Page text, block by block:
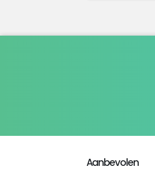
Aanbevolen